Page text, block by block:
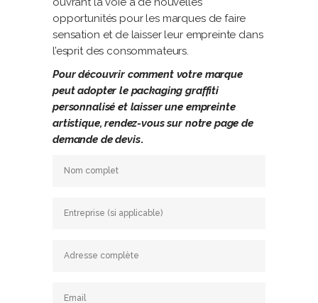
opportunités pour les marques de faire
sensation et de laisser leur empreinte dans
l’esprit des consommateurs.
Pour découvrir comment votre marque
peut adopter le packaging graffiti
personnalisé et laisser une empreinte
artistique, rendez-vous sur notre page de
demande de devis.